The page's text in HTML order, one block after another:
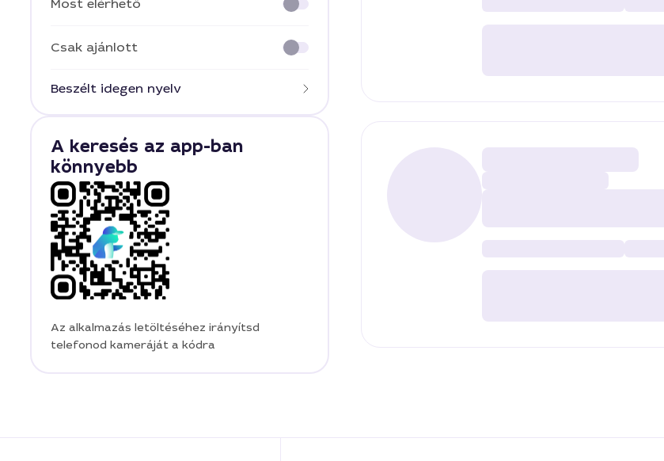
Most elérhető
Csak ajánlott
Beszélt idegen nyelv
A keresés az app-ban
könnyebb
Az alkalmazás letöltéséhez irányítsd
telefonod kameráját a kódra